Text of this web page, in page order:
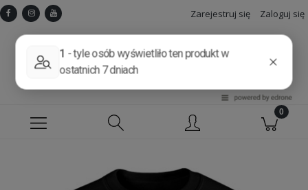
Zarejestruj się Zaloguj się